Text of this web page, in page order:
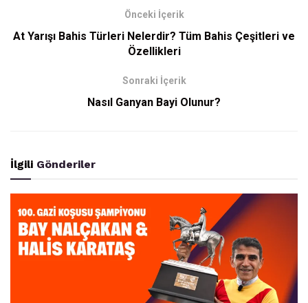
Önceki İçerik
At Yarışı Bahis Türleri Nelerdir? Tüm Bahis Çeşitleri ve
Özellikleri
Sonraki İçerik
Nasıl Ganyan Bayi Olunur?
İlgili Gönderiler